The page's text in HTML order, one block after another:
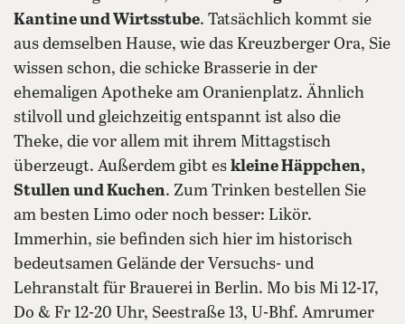
Kantine und Wirtsstube. Tatsächlich kommt sie
aus demselben Hause, wie das Kreuzberger Ora, Sie
wissen schon, die schicke Brasserie in der
ehemaligen Apotheke am Oranienplatz. Ähnlich
stilvoll und gleichzeitig entspannt ist also die
Theke, die vor allem mit ihrem Mittagstisch
überzeugt. Außerdem gibt es kleine Häppchen,
Stullen und Kuchen. Zum Trinken bestellen Sie
am besten Limo oder noch besser: Likör.
Immerhin, sie befinden sich hier im historisch
bedeutsamen Gelände der Versuchs- und
Lehranstalt für Brauerei in Berlin. Mo bis Mi 12-17,
Do & Fr 12-20 Uhr, Seestraße 13, U-Bhf. Amrumer